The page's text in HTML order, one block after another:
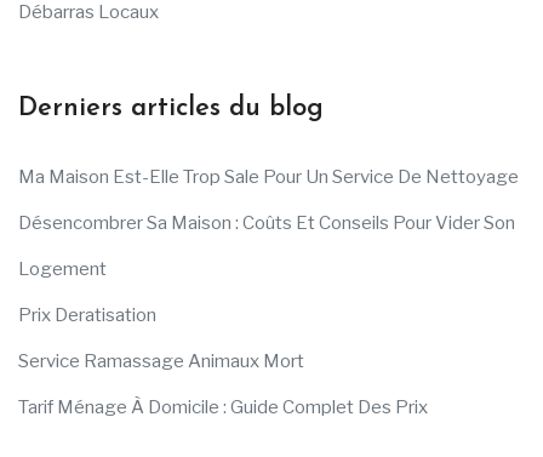
Débarras Locaux
Derniers articles du blog
Ma Maison Est-Elle Trop Sale Pour Un Service De Nettoyage
Désencombrer Sa Maison : Coûts Et Conseils Pour Vider Son
Logement
Prix Deratisation
Service Ramassage Animaux Mort
Tarif Ménage À Domicile : Guide Complet Des Prix